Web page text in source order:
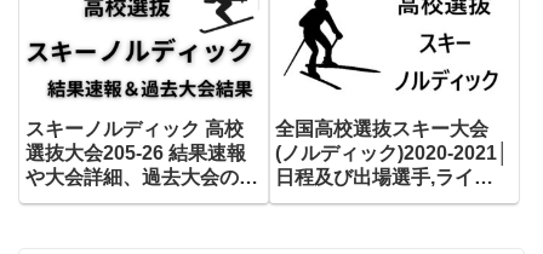
スキーノルディック 高校
選抜大会205-26 結果速報
や大会詳細、過去大会の結
果まとめ
全国高校選抜スキー大会
(ノルディック)2020-2021│
日程及び出場選手,ライブ
配信の一覧まとめ